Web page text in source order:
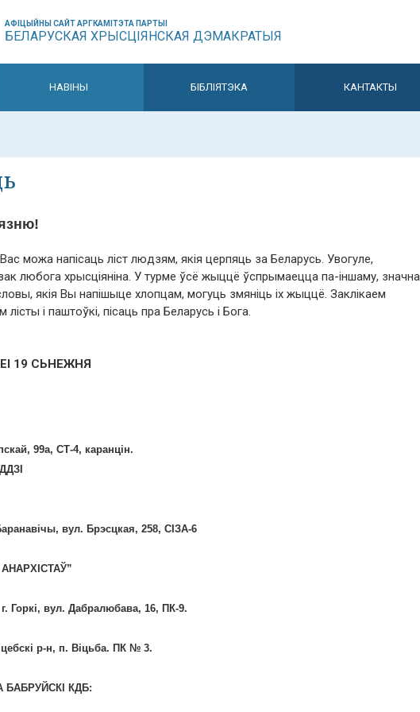
АФІЦЫЙНЫ САЙТ АРГКАМІТЭТА ПАРТЫІ
БЕЛАРУСКАЯ ХРЫСЦІЯНСКАЯ ДЭМАКРАТЫЯ
НАВІНЫ БІБЛІЯТЭКА КАНТАКТЫ
можа напісаць ліст людзям, якія церпяць за Беларусь. Увогуле,
любога хрысціяніна. У турме ўсё жыццё ўспрымаецца па-іншаму, значна
якія Вы напішыце хлопцам, могуць змяніць іх жыццё. Заклікаем
і паштоўкі, пісаць пра Беларусь і Бога.
19 СЬНЕЖНЯ
99а, СТ-4, каранцін.
вул. Брэсцкая, 258, СІЗА-6
Горкі, вул. Дабралюбава, 16, ПК-9.
р-н, п. Віцьба. ПК № 3.
КДБ: